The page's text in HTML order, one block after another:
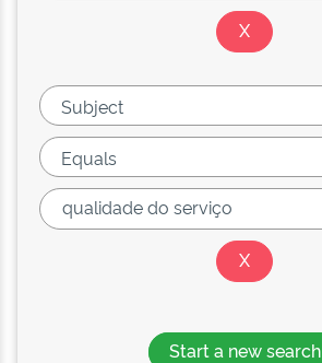
Start a new search